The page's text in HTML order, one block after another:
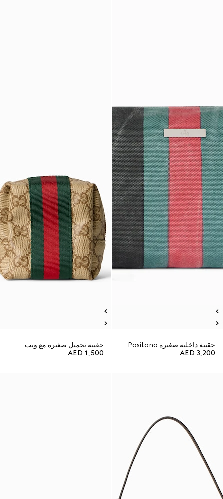
حقيبة داخلية صغيرة Positano
AED 3,200
حقيبة تجميل صغيرة مع ويب
AED 1,500